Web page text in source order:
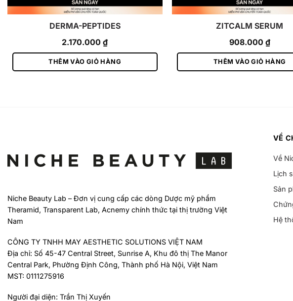
DERMA-PEPTIDES
2.170.000₫
THÊM VÀO GIỎ HÀNG
ZITCALM SERUM
908.000 ₫
THÊM VÀO GIỎ HÀNG
Niche Beauty Lab – Đơn vị cung cấp các dòng Dược mỹ phẩm
Theramid, Transparent Lab, Acnemy chính thức tại thị trường Việt
Nam
CÔNG TY TNHH MAY AESTHETIC SOLUTIONS VIỆT NAM
Địa chỉ: Số 45-47 Central Street, Sunrise A, Khu đô thị The Manor
Central Park, Phường Định Công, Thành phố Hà Nội, Việt Nam
MST: 0111275916
Người đại diện: Trần Thị Xuyến
VỀ
Về
Lịch
Sản
Hệ